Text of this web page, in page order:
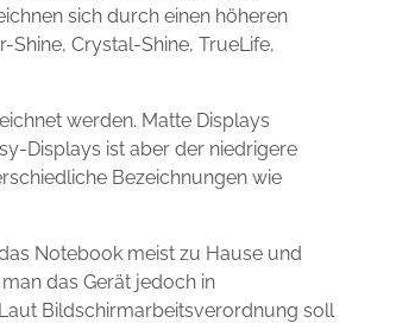
sich durch einen höheren
Crystal-Shine, TrueLife,
werden. Matte Displays
Displays ist aber der niedrigere
Bezeichnungen wie
Notebook meist zu Hause und
das Gerät jedoch in
Bildschirmarbeitsverordnung soll